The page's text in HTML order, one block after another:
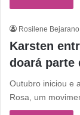
Rosilene Bejarano
Karsten
doará parte
Outubro iniciou e
Rosa, um